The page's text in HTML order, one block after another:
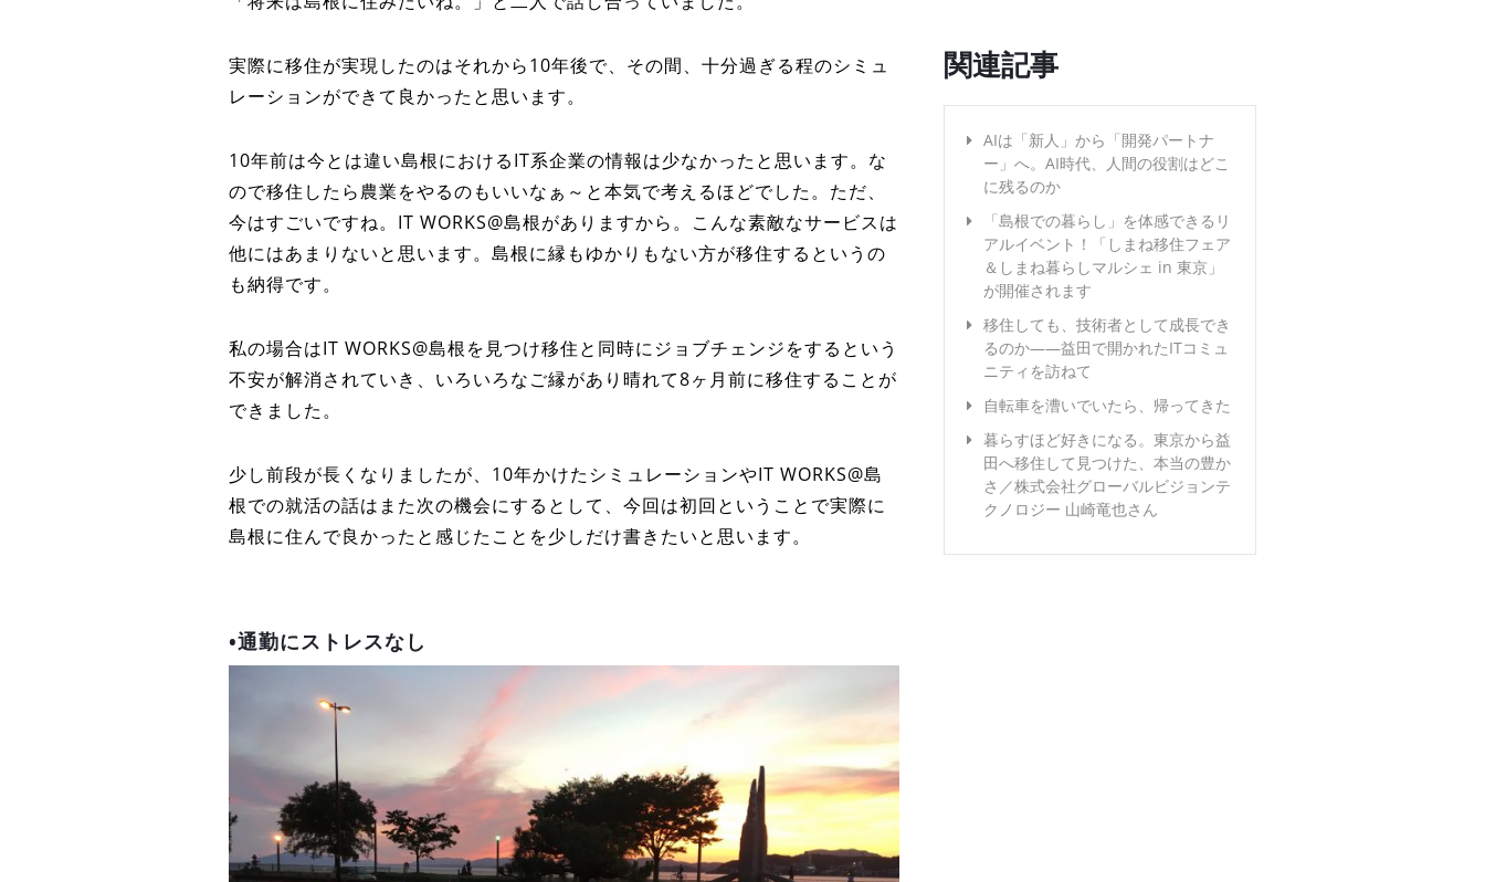
実際に移住が実現したのはそれから10年後で、その間、十分過ぎる程のシミュ
レーションができて良かったと思います。
10年前は今とは違い島根におけるIT系企業の情報は少なかったと思います。な
ので移住したら農業をやるのもいいなぁ～と本気で考えるほどでした。ただ、
今はすごいですね。IT WORKS@島根がありますから。こんな素敵なサービスは
他にはあまりないと思います。島根に縁もゆかりもない方が移住するというの
も納得です。
私の場合はIT WORKS@島根を見つけ移住と同時にジョブチェンジをするという
不安が解消されていき、いろいろなご縁があり晴れて8ヶ月前に移住することが
できました。
少し前段が長くなりましたが、10年かけたシミュレーションやIT WORKS@島
根での就活の話はまた次の機会にするとして、今回は初回ということで実際に
島根に住んで良かったと感じたことを少しだけ書きたいと思います。
•通勤にストレスなし
関連記事
AIは「新人」から「開発パートナ
ー」へ。AI時代、人間の役割はどこ
に残るのか
「島根での暮らし」を体感できるリ
アルイベント！「しまね移住フェア
＆しまね暮らしマルシェ in 東京」
が開催されます
移住しても、技術者として成長でき
るのか――益田で開かれたITコミュ
ニティを訪ねて
自転車を漕いでいたら、帰ってきた
暮らすほど好きになる。東京から益
田へ移住して見つけた、本当の豊か
さ／株式会社グローバルビジョンテ
クノロジー 山崎竜也さん